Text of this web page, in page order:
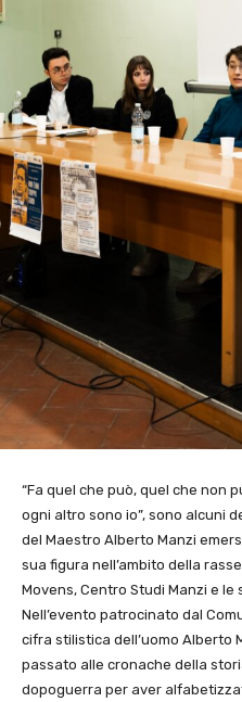
“Fa quel che può, quel che non
ogni altro sono io”, sono alcuni
del Maestro Alberto Manzi
sua figura nell’ambito della
Movens, Centro Studi Manzi e le
Nell’evento patrocinato dal
cifra stilistica dell’uomo Alberto
passato alle cronache della
dopoguerra per aver